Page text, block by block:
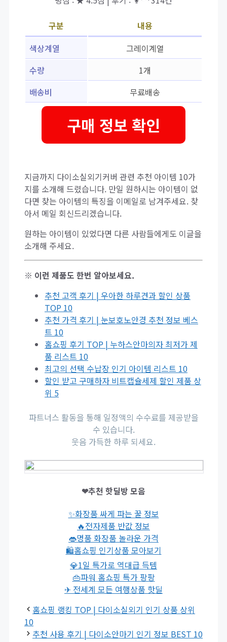
구분
내용
색상계열
그레이계열
수량
1개
배송비
무료배송
구매 정보 확인
지금까지 다이소실외기커버 관련 추천 아이템 10가
지를 소개해 드렸습니다. 만일 원하시는 아이템이 없
다면 찾는 아이템의 특징을 이메일로 남겨주세요. 찾
아서 메일 회신드리겠습니다.
원하는 아이템이 있었다면 다른 사람들에게도 이글을
소개해 주세요.
※ 이런 제품도 한번 알아보세요.
추천 고객 후기 | 우아한 하루견과 할인 상품
TOP 10
추천 가격 후기 | 눈보호노안경 추천 정보 베스
트 10
홈쇼핑 후기 TOP | 누하스안마의자 최저가 제
품 리스트 10
최고의 선택 수납장 인기 아이템 리스트 10
할인 받고 구매하자 비트캡슐세제 할인 제품 상
위 5
파트너스 활동을 통해 일정액의 수수료를 제공받을
수 있습니다.
웃음 가득한 하루 되세요.
❤추천 핫딜방 모음
✨화장품 싸게 파는 꿀 정보
🔥전자제품 반값 정보
👄명품 화장품 놀라운 가격
🛍홈쇼핑 인기상품 모아보기
💎1일 특가로 역대급 득템
👜파워 홈쇼핑 특가 팡팡
✈ 전세계 모든 여행상품 핫딜
홈쇼핑 랭킹 TOP | 다이소실외기 인기 상품 상위
10
추천 사용 후기 | 다이소안마기 인기 정보 BEST 10